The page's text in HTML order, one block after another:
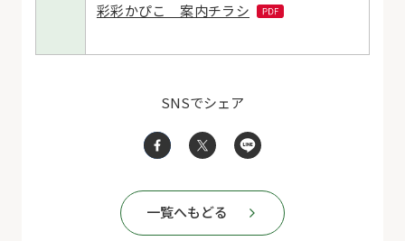
彩彩かぴこ 案内チラシ
SNSでシェア
一覧へもどる